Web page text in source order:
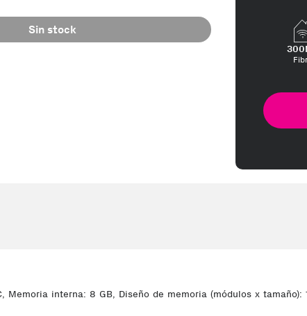
Sin stock
Memoria interna: 8 GB, Diseño de memoria (módulos x